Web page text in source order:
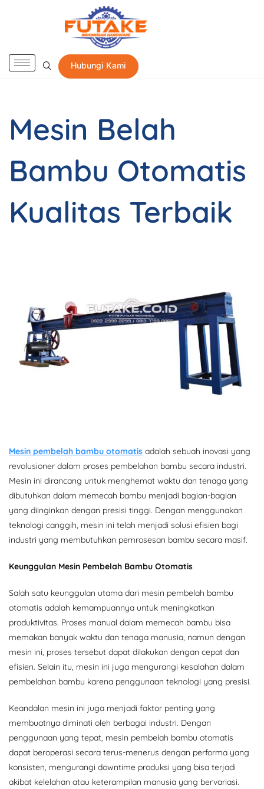
Hubungi Kami
Mesin Belah
Bambu Otomatis
Kualitas Terbaik
Mesin pembelah bambu otomatis adalah sebuah inovasi yang
revolusioner dalam proses pembelahan bambu secara industri.
Mesin ini dirancang untuk menghemat waktu dan tenaga yang
dibutuhkan dalam memecah bambu menjadi bagian-bagian
yang diinginkan dengan presisi tinggi. Dengan menggunakan
teknologi canggih, mesin ini telah menjadi solusi efisien bagi
industri yang membutuhkan pemrosesan bambu secara masif.
Keunggulan Mesin Pembelah Bambu Otomatis
Salah satu keunggulan utama dari mesin pembelah bambu
otomatis adalah kemampuannya untuk meningkatkan
produktivitas. Proses manual dalam memecah bambu bisa
memakan banyak waktu dan tenaga manusia, namun dengan
mesin ini, proses tersebut dapat dilakukan dengan cepat dan
efisien. Selain itu, mesin ini juga mengurangi kesalahan dalam
pembelahan bambu karena penggunaan teknologi yang presisi.
Keandalan mesin ini juga menjadi faktor penting yang
membuatnya diminati oleh berbagai industri. Dengan
penggunaan yang tepat, mesin pembelah bambu otomatis
dapat beroperasi secara terus-menerus dengan performa yang
konsisten, mengurangi downtime produksi yang bisa terjadi
akibat kelelahan atau keterampilan manusia yang bervariasi.